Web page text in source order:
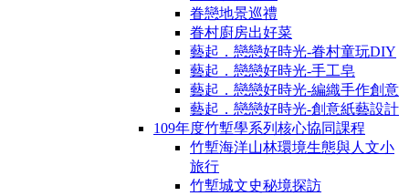
眷戀地景巡禮
眷村廚房出好菜
藝起．戀戀好時光-眷村童玩DIY
藝起．戀戀好時光-手工皂
藝起．戀戀好時光-編織手作創意
藝起．戀戀好時光-創意紙藝設計
109年度竹塹學系列核心協同課程
竹塹海洋山林環境生態與人文小
旅行
竹塹城文史秘境探訪